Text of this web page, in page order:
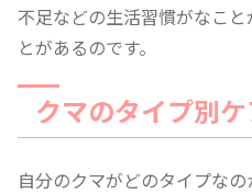
不足などの生活習慣がなこ
とがあるのです。
クマのタイプ別
自分のクマがどのタイプな